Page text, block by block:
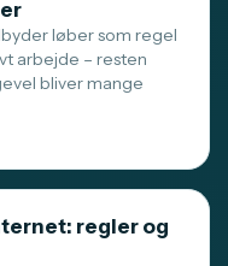
løber som regel
arbejde – resten
bliver mange
regler og